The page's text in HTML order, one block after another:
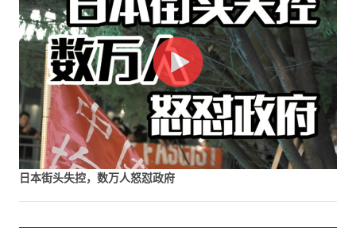
日本街头失控，数万人怒怼政府